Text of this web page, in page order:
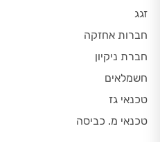
זגג
חברות אחזקה
חברת ניקיון
חשמלאים
טכנאי גז
טכנאי מ. כביסה